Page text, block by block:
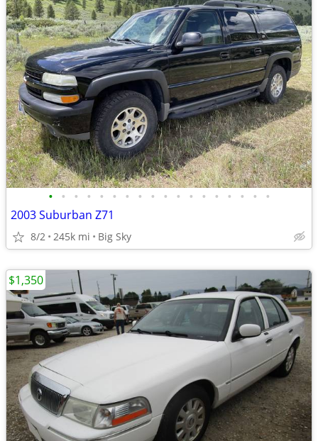
• • • • • • • • • • • • • • • • • •
2003 Suburban Z71
8/2 245k mi Big Sky
$1,350